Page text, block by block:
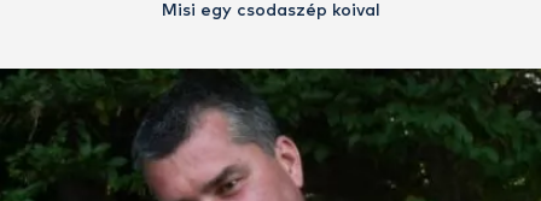
Misi egy csodaszép koival